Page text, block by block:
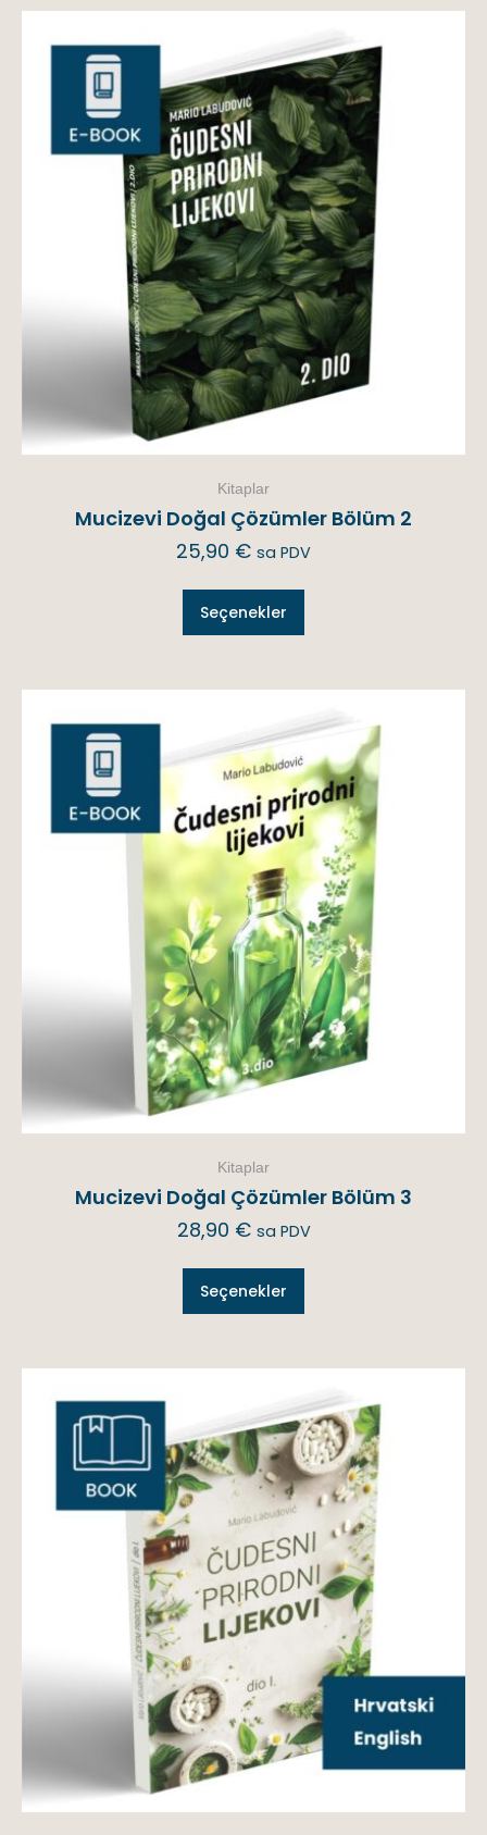
Kitaplar
Mucizevi Doğal Çözümler Bölüm 2
25,90 € sa PDV
Seçenekler
Kitaplar
Mucizevi Doğal Çözümler Bölüm 3
28,90 € sa PDV
Seçenekler